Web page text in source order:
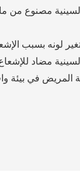
مصنوع من
لونه بسبب
مضاد
في بيئة